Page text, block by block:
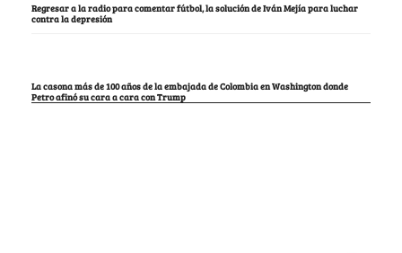
Regresar a la radio para comentar fútbol, la solución de Iván Mejía para luchar
contra la depresión
La casona más de 100 años de la embajada de Colombia en Washington donde
Petro afinó su cara a cara con Trump